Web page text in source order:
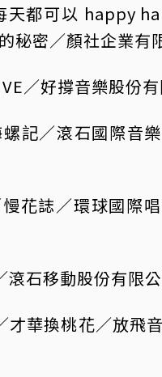
天都可以 happy
秘密／顏社企業有
／好撐音樂股份
記／滾石國際音
花誌／環球國際
滾石移動股份有限
才華換桃花／放飛